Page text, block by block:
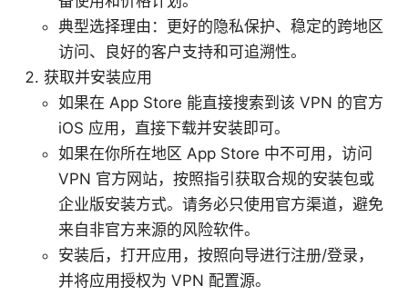
典型选择理由：更好的隐私保护、稳定的跨地区
访问、良好的客户支持和可追溯性。
获取并安装应用
如果在 App Store 能直接搜索到该 VPN 的官方
iOS 应用，直接下载并安装即可。
如果在你所在地区 App Store 中不可用，访问
VPN 官方网站，按照指引获取合规的安装包或
企业版安装方式。请务必只使用官方渠道，避免
来自非官方来源的风险软件。
安装后，打开应用，按照向导进行注册/登录，
并将应用授权为 VPN 配置源。